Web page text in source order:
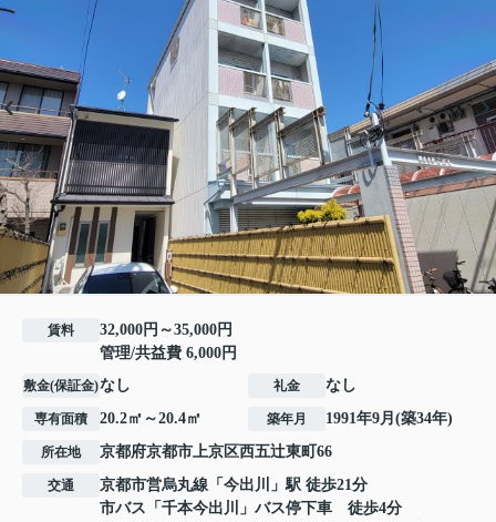
賃料
32,000円～35,000円
管理/共益費 6,000円
敷金(保証金)なし 礼金 なし
専有面積 20.2㎡～20.4㎡ 築年月 1991年9月(築34年)
所在地 京都府京都市上京区西五辻東町 66
交通 京都市営烏丸線 「 今出川
」駅 徒歩21分
市バス「千本今出川」バス停下車 徒歩4分